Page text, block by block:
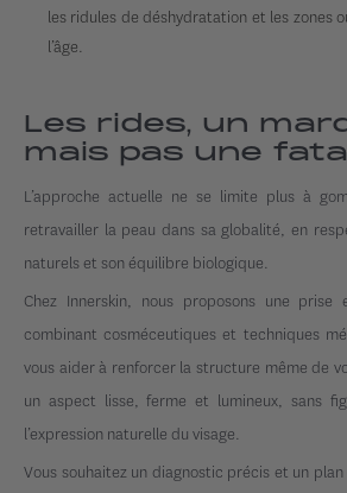
les ridules de déshydratation et les zones
l’âge.
Les rides, un
mais pas une
L’approche actuelle ne se limite plus à
retravailler la peau dans sa globalité, en
naturels et son équilibre biologique.
Chez Innerskin, nous proposons une prise
combinant cosméceutiques et techniques
vous aider à renforcer la structure même de
un aspect lisse, ferme et lumineux, sans
l’expression naturelle du visage.
Vous souhaitez un diagnostic précis et un